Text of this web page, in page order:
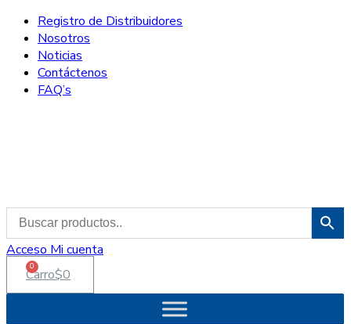
Registro de Distribuidores
Nosotros
Noticias
Contáctenos
FAQ’s
Acceso Mi cuenta
$0
0
Carro